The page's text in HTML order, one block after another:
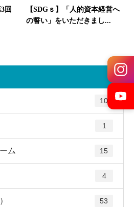
回
【SDGｓ】「人的資本経営へ
の誓い」をいただきまし...
10
1
ム 15
4
53